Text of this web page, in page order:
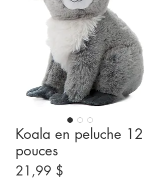
Koala en peluche 12
pouces
21,99 $